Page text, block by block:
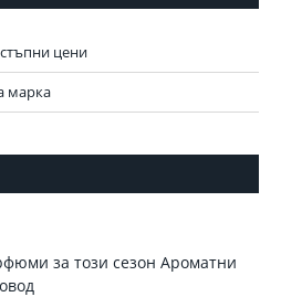
цени
марка
за тoзи сезон Ароматни